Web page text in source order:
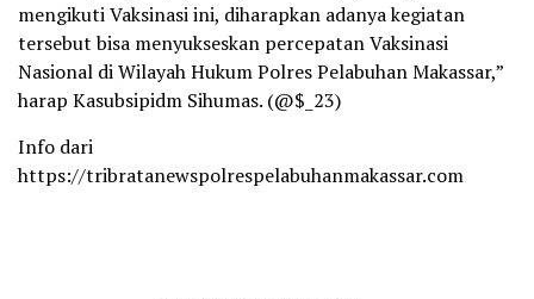
mengikuti Vaksinasi ini, diharapkan adanya kegiatan
tersebut bisa menyukseskan percepatan Vaksinasi
Nasional di Wilayah Hukum Polres Pelabuhan Makassar,”
harap Kasubsipidm Sihumas. (@$_23)
Info dari
https://tribratanewspolrespelabuhanmakassar.com